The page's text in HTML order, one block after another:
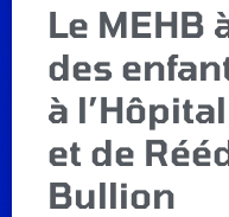
Le MEHB
des
à
et de
Bullion